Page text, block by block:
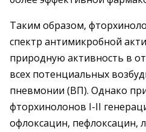
Таким образом,
спектр антимикробной
природную активность в
всех потенциальных
пневмонии (ВП). Однако
фторхинолонов I-II
офлоксацин, пефлоксацин,